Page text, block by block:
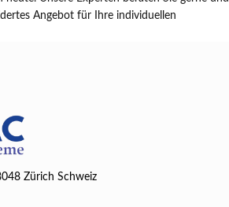
Angebot für Ihre individuellen
Zürich Schweiz